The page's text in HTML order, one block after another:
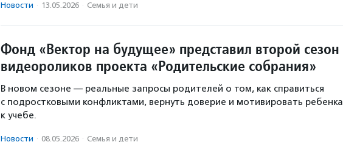
Новости · 13.05.2026 · Семья и дети
Фонд «Вектор на будущее» представил второй сезон
видеороликов проекта «Родительские собрания»
В новом сезоне — реальные запросы родителей о том, как справиться
с подростковыми конфликтами, вернуть доверие и мотивировать ребенка
к учебе.
Новости · 08.05.2026 · Семья и дети